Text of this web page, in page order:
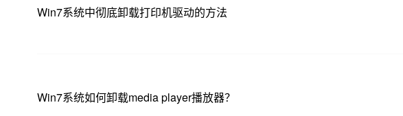
Win7系统中彻底卸载打印机驱动的方法
Win7系统如何卸载media player播放器？